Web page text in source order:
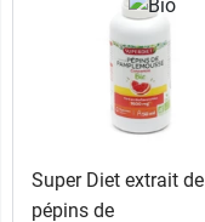
Super Diet extrait de
pépins de